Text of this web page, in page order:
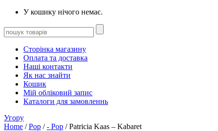
У кошику нічого немає.
Сторінка магазину
Оплата та доставка
Наші контакти
Як нас знайти
Кошик
Мій обліковий запис
Каталоги для замовленнь
Угору
Home /Pop /- Pop / Patricia Kaas – Kabaret